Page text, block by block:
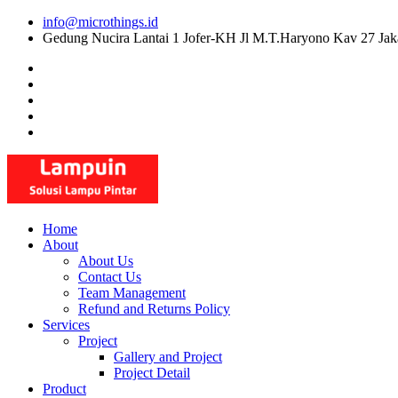
Skip
info@microthings.id
Gedung Nucira Lantai 1 Jofer-KH Jl M.T.Haryono Kav 27
Home
About
About Us
Contact Us
Team Management
Refund and Returns Policy
Services
Project
Gallery and Project
Project Detail
Product